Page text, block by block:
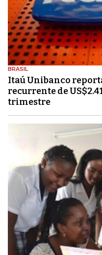
BRASIL
Itaú Unibanco
recurrente de
trimestre